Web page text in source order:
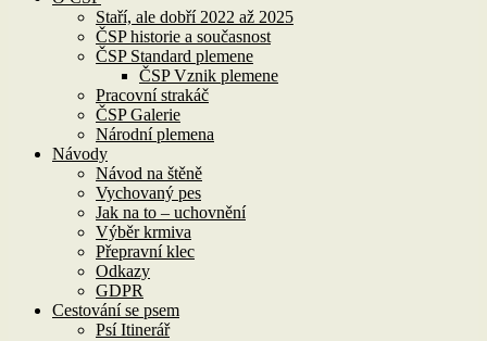
Staří, ale dobří 2022 až 2025
ČSP historie a současnost
ČSP Standard plemene
ČSP Vznik plemene
Pracovní strakáč
ČSP Galerie
Národní plemena
Návody
Návod na štěně
Vychovaný pes
Jak na to – uchovnění
Výběr krmiva
Přepravní klec
Odkazy
GDPR
Cestování se psem
Psí Itinerář